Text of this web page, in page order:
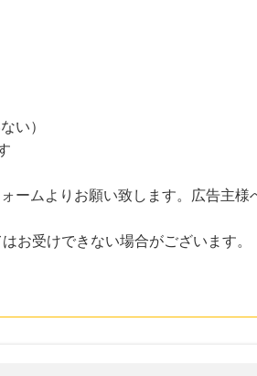
い）
ームよりお願い致します。広告主様
お受けできない場合がございます。